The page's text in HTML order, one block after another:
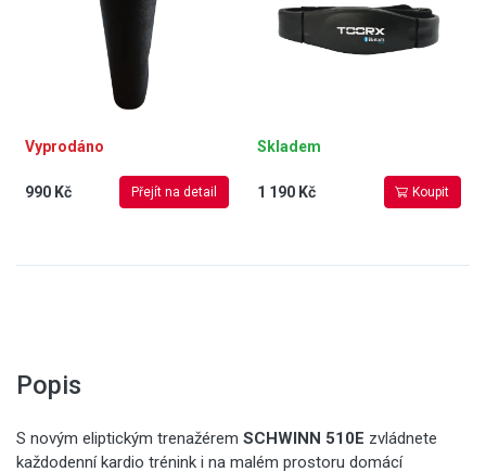
Vyprodáno
990 Kč Přejít na detail
Skladem
1 190 Kč Koupit
Popis
S novým eliptickým trenažérem SCHWINN 510E zvládnete
každodenní kardio trénink i na malém prostoru domácí